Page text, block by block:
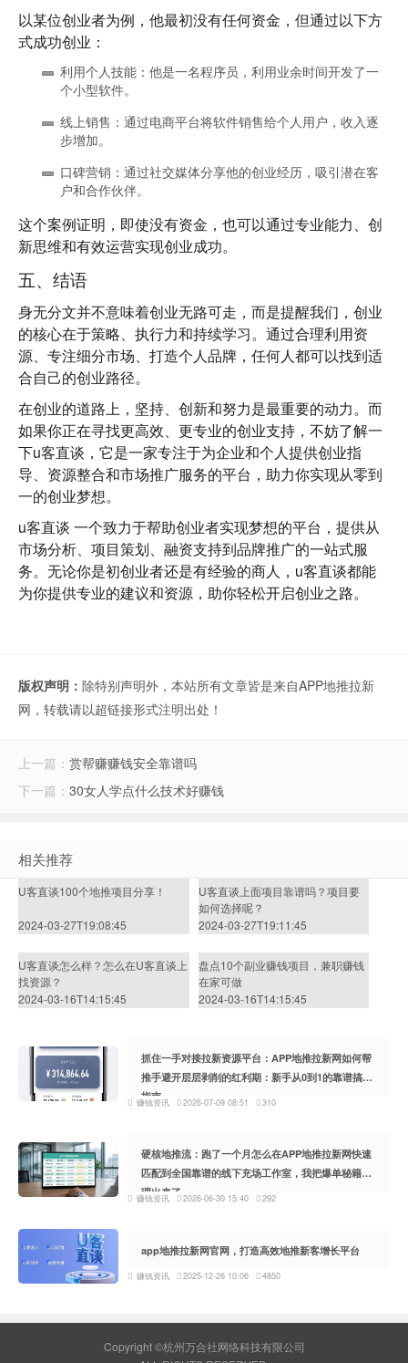
以某位创业者为例，他最初没有任何资金，但通过以下方
式成功创业：
利用个人技能 ：他是一名程序员，利用业余时间开发了一
个小型软件。
线上销售 ：通过电商平台将软件销售给个人用户，收入逐
步增加。
口碑营销 ：通过社交媒体分享他的创业经历，吸引潜在客
户和合作伙伴。
这个案例证明， 即使没有资金，也可以通过专业能力、创
新思维和有效运营实现创业成功。
五、结语
身无分文并不意味着创业无路可走，而是提醒我们， 创业
的核心在于策略、执行力和持续学习。通过合理利用资
源、专注细分市场、打造个人品牌，任何人都可以找到适
合自己的创业路径。
在创业的道路上， 坚持、创新和努力是最重要的动力。而
如果你正在寻找更高效、更专业的创业支持，不妨了解一
下u客直谈 ，它是一家专注于为企业和个人提供创业指
导、资源整合和市场推广服务的平台，助力你实现从零到
一的创业梦想。
u客直谈 一个致力于帮助创业者实现梦想的平台，提供从
市场分析、项目策划、融资支持到品牌推广的一站式服
务。无论你是初创业者还是有经验的商人，u客直谈都能
为你提供专业的建议和资源，助你轻松开启创业之路。
版权声明： 除特别声明外，本站所有文章皆是来自APP地推拉新
网，转载请以超链接形式注明出处！
上一篇： 赏帮赚赚钱安全靠谱吗
下一篇： 30女人学点什么技术好赚钱
相关推荐
U客直谈100个地推项目分享！
2024-03-27T19:08:45
U客直谈上面项目靠谱吗？项目要
如何选择呢？
2024-03-27T19:11:45
U客直谈怎么样？怎么在U客直谈上
找资源？
2024-03-16T14:15:45
盘点10个副业赚钱项目，兼职赚钱
在家可做
2024-03-16T14:15:45
抓住一手对接拉新资源平台：APP地推拉新网如何帮
推手避开层层剥削的红利期：新手从0到1的靠谱搞钱
指南
赚钱资讯 2026-07-09 08:51 310
硬核地推流：跑了一个月怎么在APP地推拉新网快速
匹配到全国靠谱的线下充场工作室，我把爆单秘籍整
理出来了
赚钱资讯 2026-06-30 15:40 292
app地推拉新网官网，打造高效地推新客增长平台
赚钱资讯 2025-12-26 10:06 4850
Copyright ©杭州万合社网络科技有限公司